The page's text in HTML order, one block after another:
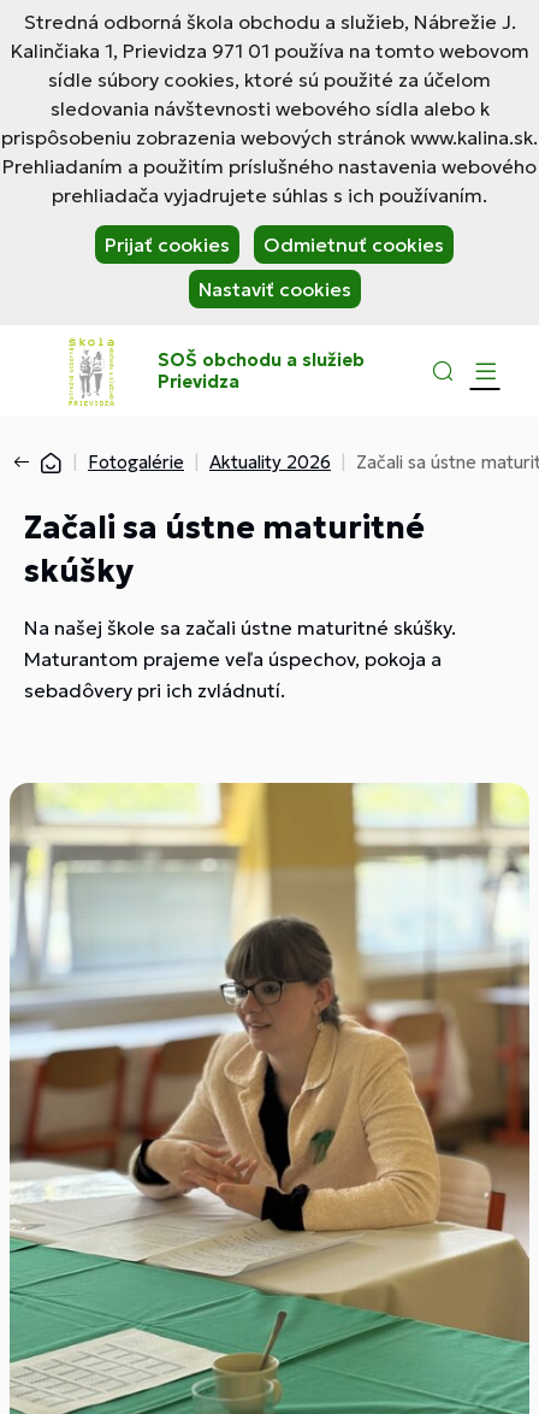
Stredná odborná škola obchodu a služieb, Nábrežie J.
Kalinčiaka 1, Prievidza 971 01 používa na tomto webovom
sídle súbory cookies, ktoré sú použité za účelom
sledovania návštevnosti webového sídla alebo k
prispôsobeniu zobrazenia webových stránok www.kalina.sk.
Prehliadaním a použitím príslušného nastavenia webového
prehliadača vyjadrujete súhlas s ich používaním.
Prijať cookies
Odmietnuť cookies
Nastaviť cookies
SOŠ obchodu a služieb
Prievidza
Fotogalérie Aktuality 2026 Začali sa ústne
Začali sa ústne maturitné
skúšky
Na našej škole sa začali ústne maturitné skúšky.
Maturantom prajeme veľa úspechov, pokoja a
sebadôvery pri ich zvládnutí.